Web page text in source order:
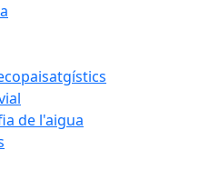
de l'aigua